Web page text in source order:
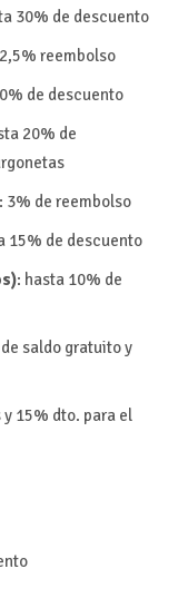
30% de descuento
reembolso
de descuento
20% de
3% de reembolso
15% de descuento
: hasta 10% de
saldo gratuito y
15% dto. para el